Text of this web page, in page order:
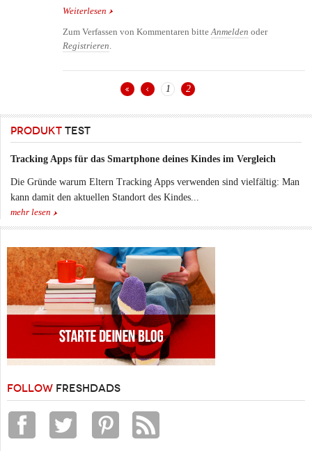
Weiterlesen über Vaterschaft keine einfache Entscheidung
Zum Verfassen von Kommentaren bitteAnmelden oder
Registrieren.
1 2
PRODUKT TEST
Tracking Apps für das Smartphone deines Kindes im Vergleich
Die Gründe warum Eltern Tracking Apps verwenden sind vielfältig: Man
kann damit den aktuellen Standort des Kindes...
mehr lesen
FOLLOW FRESHDADS